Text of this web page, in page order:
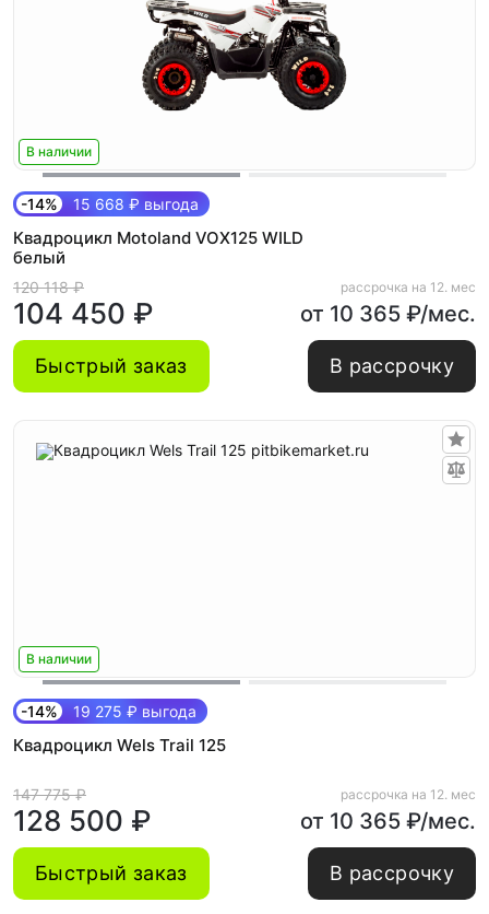
В наличии
-14% 15 668 ₽ выгода
Квадроцикл Motoland VOX125 WILD
белый
120 118 ₽
104 450 ₽
рассрочка на 12. мес
от 10 365 ₽/мес.
Быстрый заказ В рассрочку
В наличии
-14% 19 275 ₽ выгода
Квадроцикл Wels Trail 125
147 775 ₽
128 500 ₽
рассрочка на 12. мес
от 10 365 ₽/мес.
Быстрый заказ В рассрочку